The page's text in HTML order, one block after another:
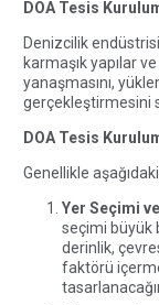
DOA Tesis
Denizcilik
karmaşık yapılar
yanaşmasını,
gerçekleştirmesini
DOA Tesis
Genellikle
Yer Seçimi
seçimi büyük
derinlik,
faktörü